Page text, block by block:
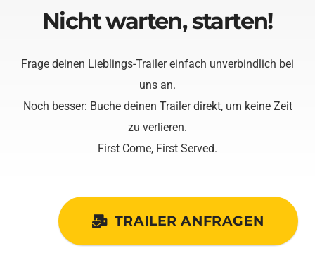
Nicht warten, starten!
Frage deinen Lieblings-Trailer einfach unverbindlich bei
uns an.
Noch besser: Buche deinen Trailer direkt, um keine Zeit
zu verlieren.
First Come, First Served.
TRAILER ANFRAGEN